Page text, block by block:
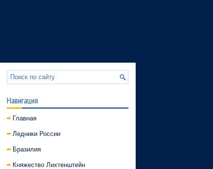
Навигация
Главная
Ледники России
Бразилия
Княжество Лихтенштейн